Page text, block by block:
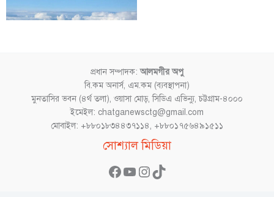
প্রধান সম্পাদক:আলমগীর অপু
বি.কম অনার্স, এম.কম (ব্যবস্থাপনা)
মুনতাসির ভবন (৪র্থ তলা), ওয়াসা মোড়, সিডিএ এভিন্যু, চট্টগ্রাম-৪০০০
ইমেইল: chatganewsctg@gmail.com
মোবাইল: +৮৮০১৮৩৪৪৩৭১১৪, +৮৮০১৭৫৬৪৯১৫১১
সোশ্যাল মিডিয়া
Facebook
YouTube
Instagram
TikTok